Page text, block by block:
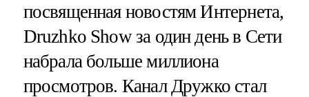
посвященная новостям Интернета,
Druzhko Show за один день в Сети
набрала больше миллиона
просмотров. Канал Дружко стал